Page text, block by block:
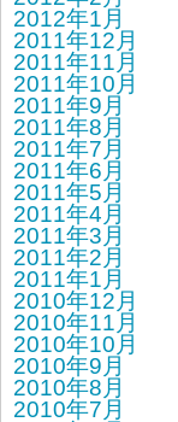
2012年1月
2011年12月
2011年11月
2011年10月
2011年9月
2011年8月
2011年7月
2011年6月
2011年5月
2011年4月
2011年3月
2011年2月
2011年1月
2010年12月
2010年11月
2010年10月
2010年9月
2010年8月
2010年7月